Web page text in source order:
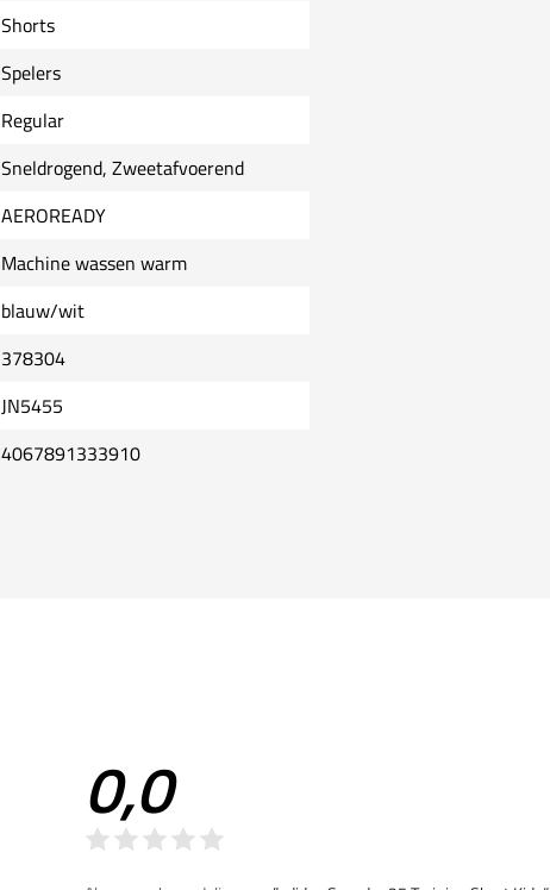
Shorts
Spelers
Regular
Sneldrogend, Zweetafvoerend
AEROREADY
Machine wassen warm
blauw/wit
378304
JN5455
4067891333910
0,0